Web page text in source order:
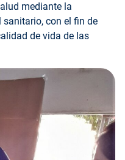
mediante la
con el fin de
de vida de las